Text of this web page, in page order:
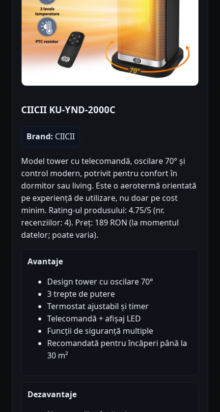
CIICII KU-YND-2000C
Brand: CIICII
Model tower cu telecomandă, oscilare 70° și
control modern, potrivit pentru confort în
dormitor sau living. Este o aerotermă orientată
pe experiență de utilizare, nu doar pe cost
minim. Rating-ul produsului: 4.75/5 (nr.
recenziilor: 4). Preț: 189 RON (la momentul
datelor; poate varia).
Avantaje
Design tower cu oscilare 70°
3 trepte de putere
Termostat ajustabil și timer
Telecomandă + afișaj LED
Funcții de siguranță multiple
Recomandată pentru încăperi până la
30 m²
Dezavantaje